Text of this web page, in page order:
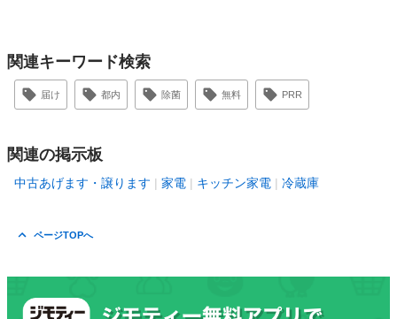
関連キーワード検索
届け 都内 除菌 無料 PRR
関連の掲示板
中古あげます・譲ります 家電 キッチン家電 冷蔵庫
ページTOPへ